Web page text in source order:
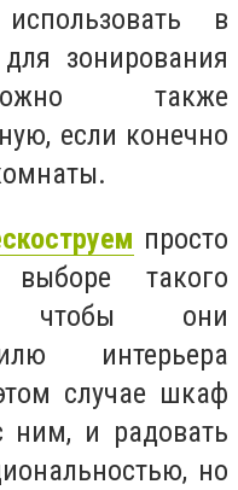
в
зонирования
также
если конечно
просто
такого
чтобы они
интерьера
случае шкаф
ним, и радовать
но